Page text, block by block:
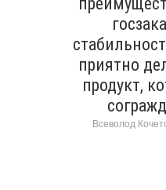
приятно
продукт,
Всеволод